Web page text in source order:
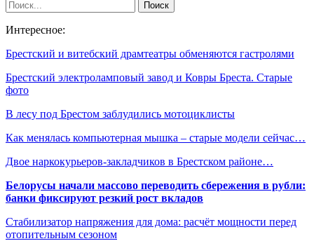
Интересное:
Брестский и витебский драмтеатры обменяются гастролями
Брестский электроламповый завод и Ковры Бреста. Старые
фото
В лесу под Брестом заблудились мотоциклисты
Как менялась компьютерная мышка – старые модели сейчас…
Двое наркокурьеров-закладчиков в Брестском районе…
Белорусы начали массово переводить сбережения в рубли:
банки фиксируют резкий рост вкладов
Стабилизатор напряжения для дома: расчёт мощности перед
отопительным сезоном